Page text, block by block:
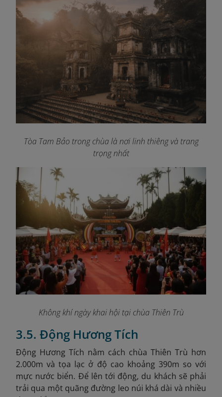
Tòa Tam Bảo trong chùa là nơi linh thiêng và trang
trọng nhất
Không khí ngày khai hội tại chùa Thiên Trù
3.5. Động Hương Tích
Động Hương Tích nằm cách chùa Thiên Trù hơn
2.000m và tọa lạc ở độ cao khoảng 390m so với
mực nước biển. Để lên tới động, du khách sẽ phải
trải qua một quãng đường leo núi khá dài và nhiều